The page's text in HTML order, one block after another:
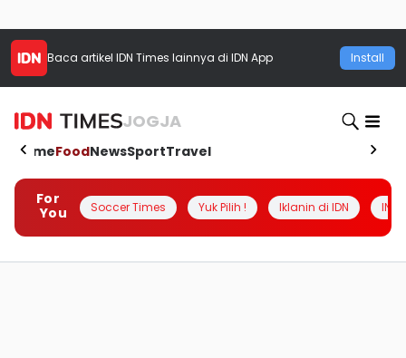
Baca artikel IDN Times lainnya di IDN App Install
JOGJA
HomeFoodNewsSportTravel
For
You
Soccer Times Yuk Pilih ! Iklanin di IDN